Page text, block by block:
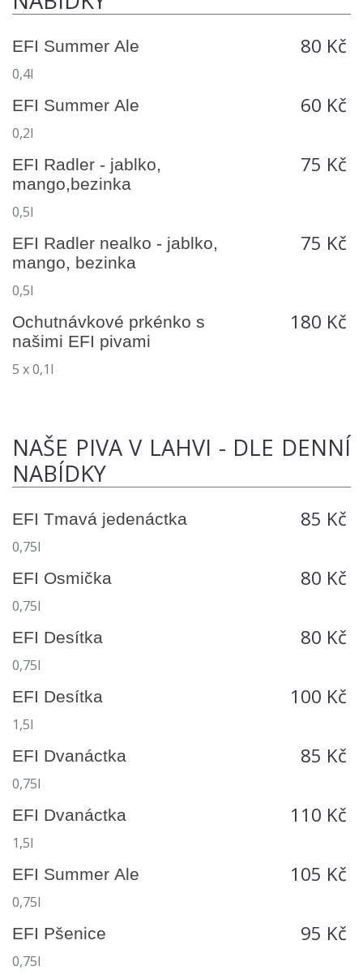
EFI Summer Ale 80 Kč
0,4l
EFI Summer Ale 60 Kč
0,2l
EFI Radler - jablko,
mango,bezinka
75 Kč
0,5l
EFI Radler nealko - jablko,
mango, bezinka
75 Kč
0,5l
Ochutnávkové prkénko s
našimi EFI pivami
180 Kč
5 x 0,1l
NAŠE PIVA V LAHVI - DLE DENNÍ
NABÍDKY
EFI Tmavá jedenáctka 85 Kč
0,75l
EFI Osmička 80 Kč
0,75l
EFI Desítka 80 Kč
0,75l
EFI Desítka 100 Kč
1,5l
EFI Dvanáctka 85 Kč
0,75l
EFI Dvanáctka 110 Kč
1,5l
EFI Summer Ale 105 Kč
0,75l
EFI Pšenice 95 Kč
0,75l